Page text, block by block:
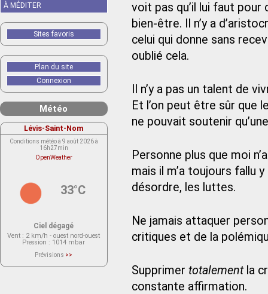
voit pas qu’il lui faut pour
bien-être. Il n’y a
celui qui donne sans
oublié cela.
Il n’y a pas un talent de
Et l’on peut être sûr que
ne pouvait soutenir
Personne plus que moi
mais il m’a toujours fallu
désordre, les luttes.
Ne jamais attaquer
critiques et de la
Supprimer totalementla
constante affirmation.
À MÉDITER
Sites favoris
Plan du site
Connexion
Météo
Lévis-Saint-Nom
Conditions météo à 9 août 2026 à
16h27min
OpenWeather
33°C
Ciel dégagé
Vent : 2 km/h - ouest nord-ouest
Pression : 1014 mbar
Prévisions >>
actuellement aucune prévision